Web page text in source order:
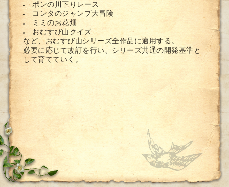
ポンの川下りレース
コンタのジャンプ大冒険
ミミのお花畑
おむすび山クイズ
など、おむすび山シリーズ全作品に適用する。
必要に応じて改訂を行い、シリーズ共通の開発基準と
して育てていく。